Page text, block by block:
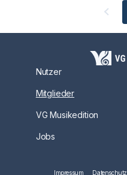
Nutzer
Mitglieder
VG Musikedition
Jobs
Impressum Datenschutz